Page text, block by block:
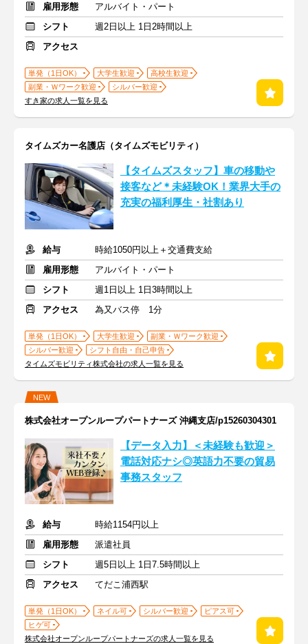
雇用形態
アルバイト・パート
シフト
週2日以上 1日2時間以上
アクセス
単発（1日OK） 大学生歓迎
高校生歓迎
副業・Ｗワーク歓迎
シルバー歓迎
すき家の求人一覧を見る
タイムズカー名護店（タイムズモビリティ）
【タイムズスタッフ】車の移動や
接客など＊未経験OK！業界大手の
充実の福利厚生・社割あり
給与
時給1050円以上＋交通費支給
雇用形態
アルバイト・パート
シフト
週1日以上 1日3時間以上
アクセス
為又バス停 1分
単発（1日OK） 大学生歓迎
副業・Ｗワーク歓迎
シルバー歓迎
シフト自由・自己申告
タイムズモビリティ株式会社の求人一覧を見る
NEW
株式会社オープンループパートナーズ 沖縄支店/p15260304301
【データ入力】＜未経験も歓迎＞
電話対応ナシ◎英語力不要の貿易
事務スタッフ
給与
時給1154円以上
雇用形態
派遣社員
シフト
週5日以上 1日7.5時間以上
アクセス
てだこ浦西駅
単発（1日OK） ネイル可 シルバー歓迎
ピアス可
ヒゲ可
株式会社オープンループパートナーズの求人一覧を見る